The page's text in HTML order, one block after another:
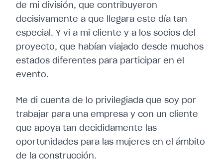
de mi división, que contribuyeron
decisivamente a que llegara este día tan
especial. Y vi a mi cliente y a los socios del
proyecto, que habían viajado desde muchos
estados diferentes para participar en el
evento.
Me di cuenta de lo privilegiada que soy por
trabajar para una empresa y con un cliente
que apoya tan decididamente las
oportunidades para las mujeres en el ámbito
de la construcción.